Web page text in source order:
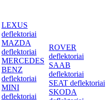
LEXUS
deflektoriai
MAZDA
deflektoriai
MERCEDES
BENZ
deflektoriai
MINI
deflektoriai
ROVER
deflektoriai
SAAB
deflektoriai
SEAT deflektoriai
SKODA